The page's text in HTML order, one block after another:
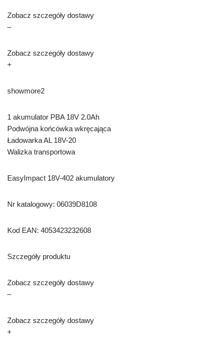
Zobacz szczegóły dostawy
–
Zobacz szczegóły dostawy
+
showmore2
1 akumulator PBA 18V 2.0Ah
Podwójna końcówka wkręcająca
Ładowarka AL 18V-20
Walizka transportowa
EasyImpact 18V-402 akumulatory
Nr katalogowy: 06039D8108
Kod EAN: 4053423232608
Szczegóły produktu
Zobacz szczegóły dostawy
–
Zobacz szczegóły dostawy
+